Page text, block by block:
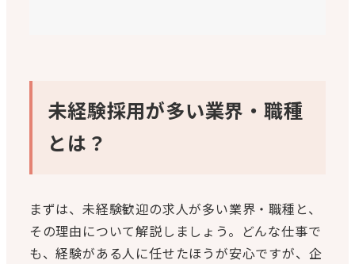
未経験採用が多い業界・職種
とは？
まずは、未経験歓迎の求人が多い業界・職種と、
その理由について解説しましょう。どんな仕事で
も、経験がある人に任せたほうが安心ですが、企